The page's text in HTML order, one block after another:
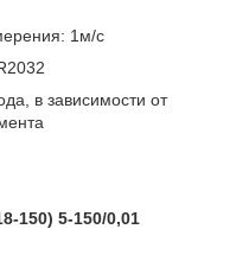
1м/с
в зависимости от
150) 5-150/0,01